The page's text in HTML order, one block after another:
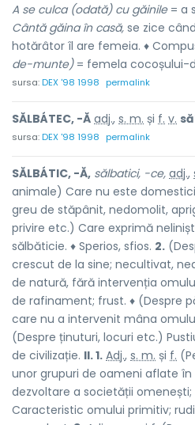
A se culca (odată) cu găinile= a
Cântă găina în casă, se zice
hotărâtor îl are femeia. ♦
de-munte)= femela cocoșului-
sursa:DEX '98 1998 permalink
SĂLBÁTEC, -Ă adj., s. m. și f. v.
sursa:DEX '98 1998 permalink
SĂLBÁTIC, -Ă, sălbatici, -ce, adj.,
animale) Care nu este
greu de stăpânit, nedomolit,
privire etc.) Care exprimă
sălbăticie. ♦ Sperios, sfios. 2.
crescut de la sine; necultivat,
de natură, fără intervenția
de rafinament; frust. ♦ (Despre
care nu a intervenit mâna
(Despre ținuturi, locuri etc.)
de civilizație. II. 1. Adj., s. m. și f.
unor grupuri de oameni aflate
dezvoltare a societății
Caracteristic omului primitiv;